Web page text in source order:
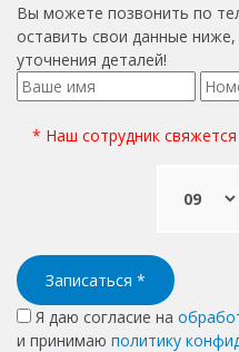
Вы можете позвонить по
оставить свои данные
уточнения деталей!
* Наш сотрудник
Записаться *
Я даю согласие на
и принимаю политику